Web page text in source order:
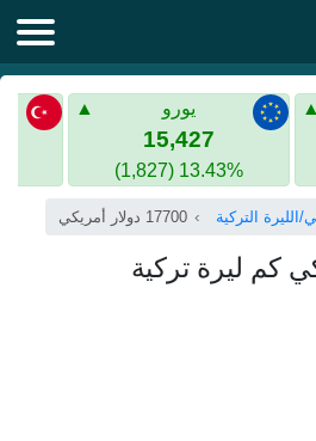
يورو
15,427
13.43% (1,827)
الليرة التركية 17700 دولار أمريكي